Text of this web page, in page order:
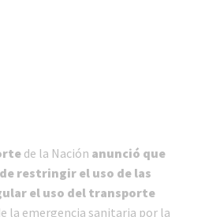
de la Nación anunció que
restringir el uso de las
el uso del transporte
la emergencia sanitaria por la